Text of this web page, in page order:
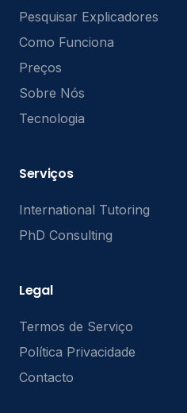
Pesquisar Explicadores
Como Funciona
Preços
Sobre Nós
Tecnologia
Serviços
International Tutoring
PhD Consulting
Legal
Termos de Serviço
Política Privacidade
Contacto